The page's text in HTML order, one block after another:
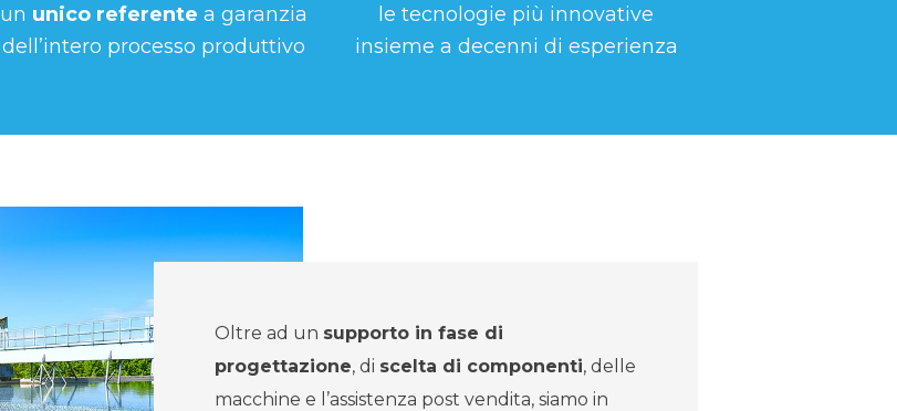
un unico referente a garanzia
dell’intero processo produttivo
le tecnologie più innovative
insieme a decenni di esperienza
Oltre ad un supporto in fase di
progettazione, di scelta di componenti, delle
macchine e l’assistenza post vendita, siamo in